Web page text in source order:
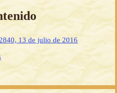
13 de julio de 2016